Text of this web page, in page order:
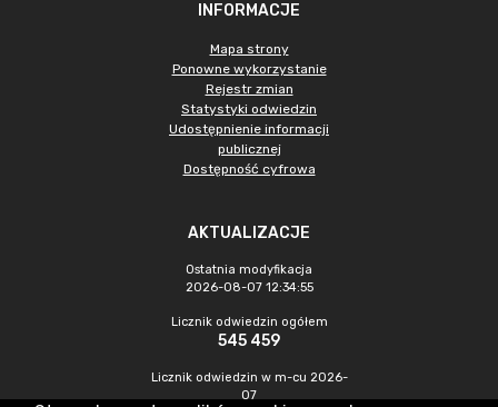
INFORMACJE
Mapa strony
Ponowne wykorzystanie
Rejestr zmian
Statystyki odwiedzin
Udostępnienie informacji
publicznej
Dostępność cyfrowa
AKTUALIZACJE
Ostatnia modyfikacja
2026-08-07 12:34:55
Licznik odwiedzin ogółem
545 459
Licznik odwiedzin w m-cu 2026-
07